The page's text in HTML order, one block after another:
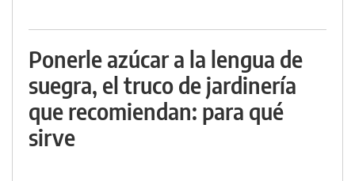
Ponerle azúcar a la lengua de
suegra, el truco de jardinería
que recomiendan: para qué
sirve